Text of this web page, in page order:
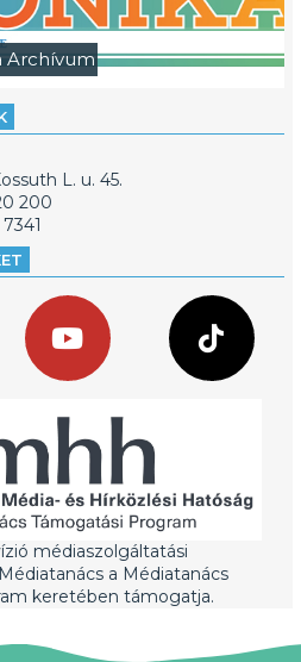
Archívum
L. u. 45.
200
médiaszolgáltatási
a Médiatanács
keretében támogatja.